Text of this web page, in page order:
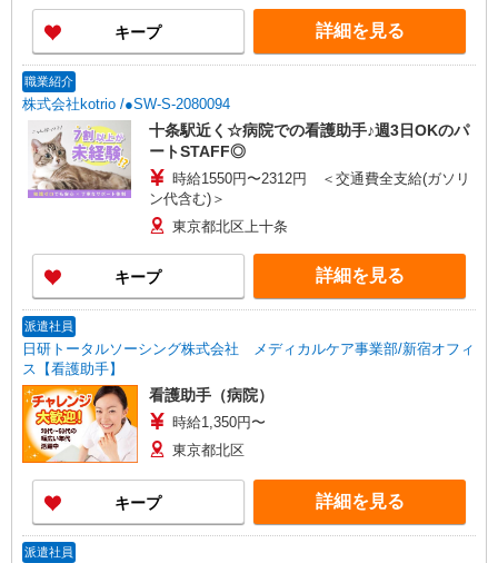
キープ 詳細を見る
職業紹介
株式会社kotrio /●SW-S-2080094
十条駅近く☆病院での看護助手♪週3日OKのパ
ートSTAFF◎
時給1550円〜2312円 ＜交通費全支給(ガソリ
ン代含む)＞
東京都北区上十条
キープ 詳細を見る
派遣社員
日研トータルソーシング株式会社 メディカルケア事業部/新宿オフィ
ス【看護助手】
看護助手（病院）
時給1,350円〜
東京都北区
キープ 詳細を見る
派遣社員